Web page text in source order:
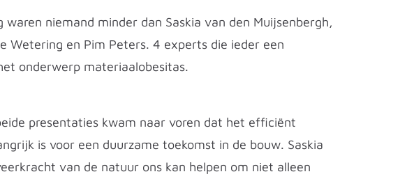
waren niemand minder dan Saskia van den Muijsenbergh,
Wetering en Pim Peters. 4 experts die ieder een
onderwerp materiaalobesitas.
presentaties kwam naar voren dat het efficiënt
is voor een duurzame toekomst in de bouw. Saskia
van de natuur ons kan helpen om niet alleen